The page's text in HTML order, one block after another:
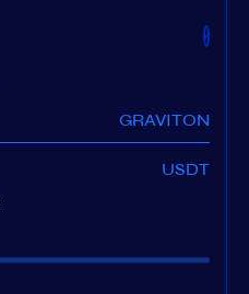
GRAVITON
USDT